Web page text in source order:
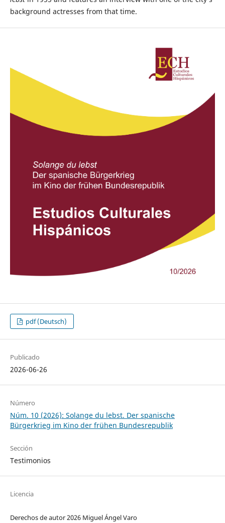
background actresses from that time.
pdf (Deutsch)
Publicado
2026-06-26
Número
Núm. 10 (2026): Solange du lebst. Der spanische
Bürgerkrieg im Kino der frühen Bundesrepublik
Sección
Testimonios
Licencia
Derechos de autor 2026 Miguel Ángel Varo